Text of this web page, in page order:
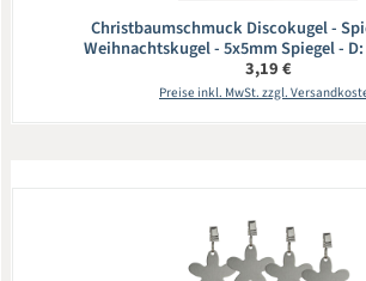
Christbaumschmuck Discokugel -
Weihnachtskugel - 5x5mm Spiegel -
Regulärer Preis:
3,19 €
Preise inkl. MwSt. zzgl.